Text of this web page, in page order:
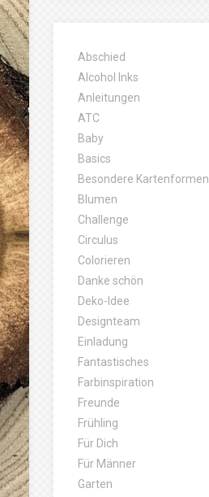
Abschied
Alcohol Inks
Anleitungen
ATC
Baby
Basics
Besondere Kartenformen
Blumen
Challenge
Circulus
Colorieren
Danke schön
Deko-Idee
Designteam
Einladung
Fantastisches
Farbinspiration
Freunde
Frühling
Für Dich
Für Männer
Garten